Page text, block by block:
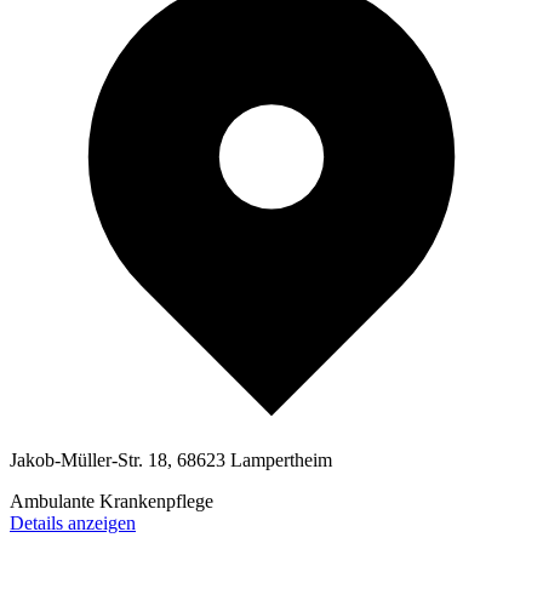
Jakob-Müller-Str. 18, 68623 Lampertheim
Ambulante Krankenpflege
Details anzeigen